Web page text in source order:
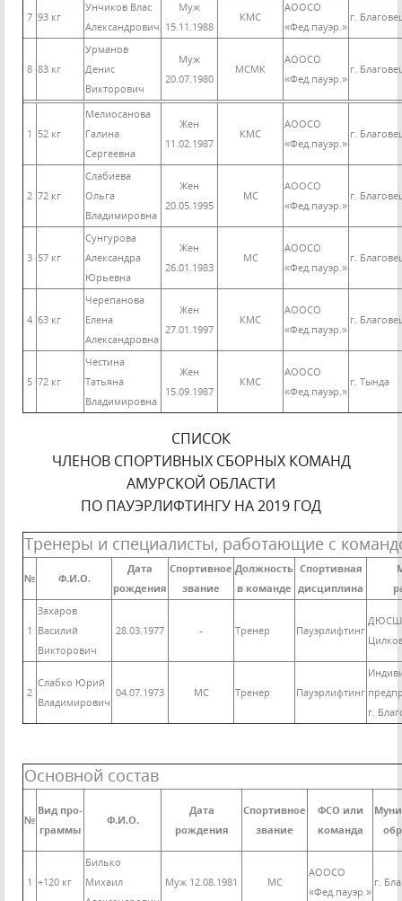
7 93 кг
Унчиков Влас
Александрович
Муж
15.11.1988
КМС
АООСО
«Фед.пауэр.»
г.
8 83 кг
Урманов
Денис
Викторович
Муж
20.07.1980
МСМК
АООСО
«Фед.пауэр.»
г.
1 52 кг
Мелиосанова
Галина
Сергеевна
Жен
11.02.1987
КМС
АООСО
«Фед.пауэр.»
г.
2 72 кг
Слабиева
Ольга
Владимировна
Жен
20.05.1995
МС
АООСО
«Фед.пауэр.»
г.
3 57 кг
Сунгурова
Александра
Юрьевна
Жен
26.01.1983
МС
АООСО
«Фед.пауэр.»
г.
4 63 кг
Черепанова
Елена
Александровна
Жен
27.01.1997
КМС
АООСО
«Фед.пауэр.»
г.
5 72 кг
Честина
Татьяна
Владимировна
Жен
15.09.1987
КМС
АООСО
«Фед.пауэр.»
г. Тында
СПИСОК
ЧЛЕНОВ СПОРТИВНЫХ СБОРНЫХ КОМАНД
АМУРСКОЙ ОБЛАСТИ
ПО ПАУЭРЛИФТИНГУ НА 2019 ГОД
Тренеры и специалисты, работающие с
№ Ф.И.О.
Дата
рождения
Спортивное
звание
Должность
в команде
Спортивная
дисциплина
1
Захаров
Василий
Викторович
28.03.1977 - Тренер Пауэрлифтинг
ДЮСШ
2
Слабко Юрий
Владимирович
04.07.1973 МС Тренер Пауэрлифтинг
г.
Основной состав
№
Вид про-
граммы
Ф.И.О.
Дата
рождения
Спортивное
звание
ФСО или
команда
1 +120 кг
Билько
Михаил
Муж 12.08.1981 МС
АООСО
«Фед.пауэр.»
г.